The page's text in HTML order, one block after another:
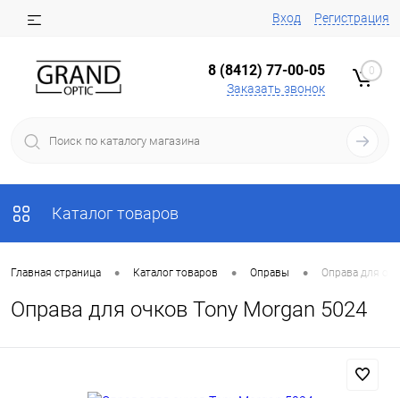
Вход Регистрация
8 (8412) 77-00-05
Заказать звонок
0
Каталог товаров
Главная страница • Каталог товаров • Оправы • Оправа для
Оправа для очков Tony Morgan 5024